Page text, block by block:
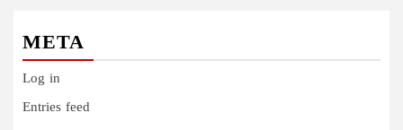
META
Log in
Entries feed